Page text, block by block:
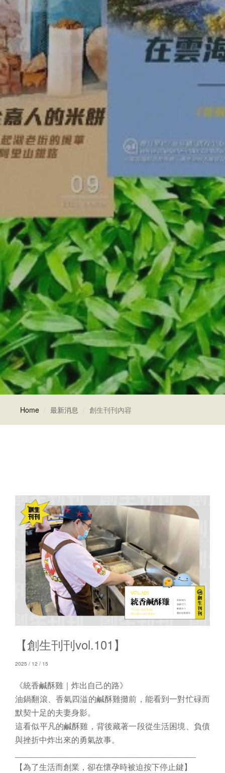
Home 最新消息 創生刊刊內容
【創生刊刊vol.101】
2025 / 12 / 15
《統香鹹酥雞｜炸出自己的路》
油鍋翻滾、香氣四溢的鹹酥雞攤前，能看到一對忙碌而
默契十足的夫妻身影。
這看似平凡的鹹酥雞，背後藏著一段從生活困境、負債
與挫折中炸出來的勇氣故事。
【為了生活而創業，卻在懷孕時被迫按下停止鍵】